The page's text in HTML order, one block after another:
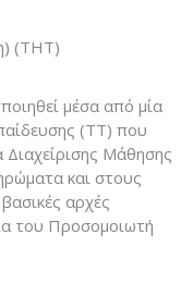
(ΤΗΤ)
μέσα από μία
(ΤΤ) που
Μάθησης
και στους
αρχές
του Προσομοιωτή